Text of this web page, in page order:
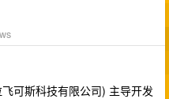
可斯科技有限公司) 主导开发